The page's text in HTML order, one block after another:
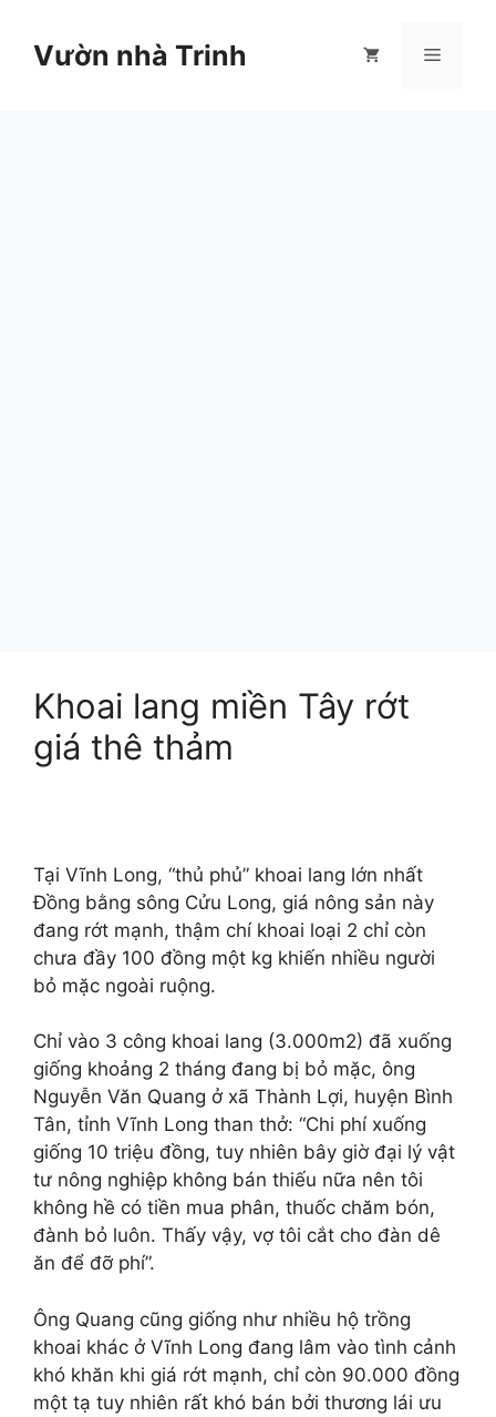
Vườn nhà Trinh Menu
Khoai lang miền Tây rớt
giá thê thảm
Tại Vĩnh Long, “thủ phủ” khoai lang lớn nhất
Đồng bằng sông Cửu Long, giá nông sản này
đang rớt mạnh, thậm chí khoai loại 2 chỉ còn
chưa đầy 100 đồng một kg khiến nhiều người
bỏ mặc ngoài ruộng.
Chỉ vào 3 công khoai lang (3.000m2) đã xuống
giống khoảng 2 tháng đang bị bỏ mặc, ông
Nguyễn Văn Quang ở xã Thành Lợi, huyện Bình
Tân, tỉnh Vĩnh Long than thở: “Chi phí xuống
giống 10 triệu đồng, tuy nhiên bây giờ đại lý vật
tư nông nghiệp không bán thiếu nữa nên tôi
không hề có tiền mua phân, thuốc chăm bón,
đành bỏ luôn. Thấy vậy, vợ tôi cắt cho đàn dê
ăn để đỡ phí”.
Ông Quang cũng giống như nhiều hộ trồng
khoai khác ở Vĩnh Long đang lâm vào tình cảnh
khó khăn khi giá rớt mạnh, chỉ còn 90.000 đồng
một tạ tuy nhiên rất khó bán bởi thương lái ưu